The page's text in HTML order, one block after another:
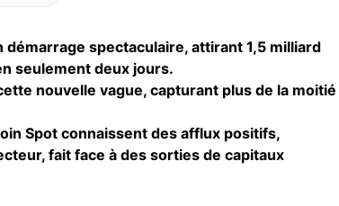
démarrage spectaculaire, attirant 1,5 milliard
seulement deux jours.
nouvelle vague, capturant plus de la moitié
Spot connaissent des afflux positifs,
fait face à des sorties de capitaux